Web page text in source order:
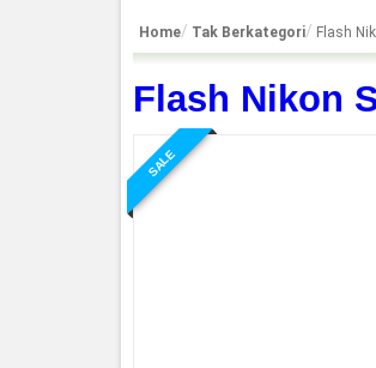
Home Tak Berkategori Flash
Flash Nikon
SALE